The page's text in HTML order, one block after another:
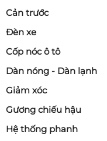
Cản trước
Đèn xe
Cốp nóc ô tô
Dàn nóng - Dàn lạnh
Giảm xóc
Gương chiếu hậu
Hệ thống phanh